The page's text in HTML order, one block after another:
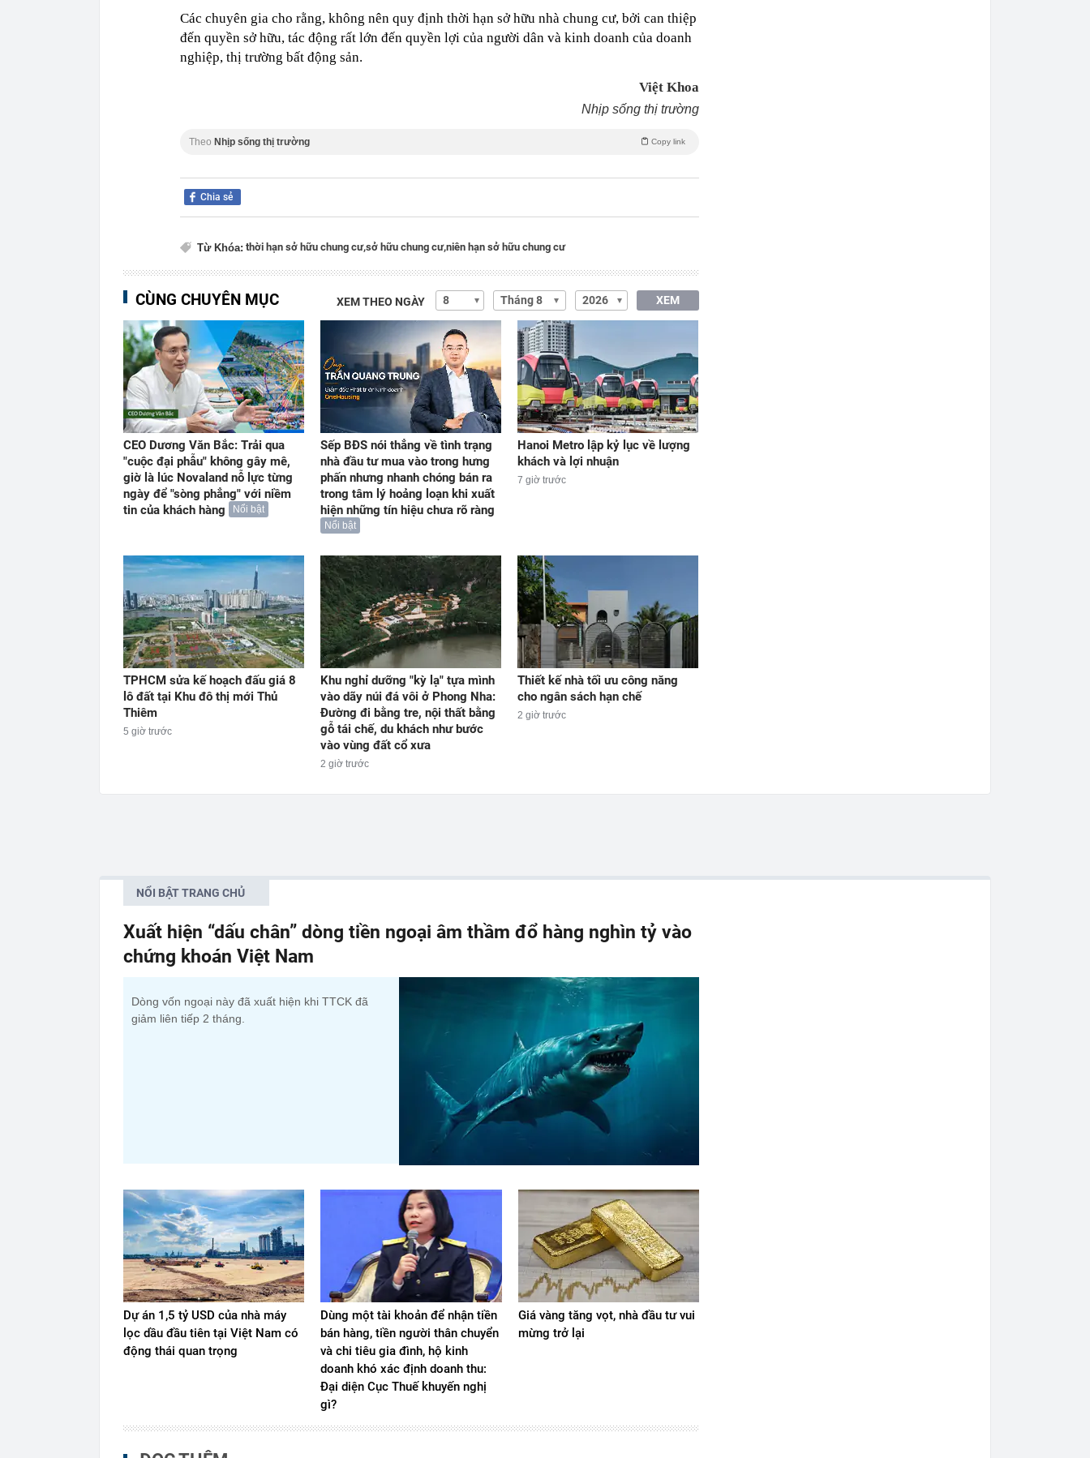
Các chuyên gia cho rằng, không nên quy định thời hạn sở hữu nhà chung cư, bởi can thiệp
đến quyền sở hữu, tác động rất lớn đến quyền lợi của người dân và kinh doanh của doanh
nghiệp, thị trường bất động sản.
Việt Khoa
Nhịp sống thị trường
Theo Nhịp sống thị trường Copy link
Chia sẻ
Từ Khóa: thời hạn sở hữu chung cư,sở hữu chung cư,niên hạn sở hữu chung cư
CÙNG CHUYÊN MỤC XEM THEO NGÀY XEM
CEO Dương Văn Bắc: Trải qua
"cuộc đại phẫu" không gây mê,
giờ là lúc Novaland nỗ lực từng
ngày để "sòng phẳng" với niềm
tin của khách hàng
Nổi bật
Sếp BĐS nói thẳng về tình trạng
nhà đầu tư mua vào trong hưng
phấn nhưng nhanh chóng bán ra
trong tâm lý hoảng loạn khi xuất
hiện những tín hiệu chưa rõ ràng
Nổi bật
Hanoi Metro lập kỷ lục về lượng
khách và lợi nhuận
7 giờ trước
TPHCM sửa kế hoạch đấu giá 8
lô đất tại Khu đô thị mới Thủ
Thiêm
5 giờ trước
Khu nghỉ dưỡng "kỳ lạ" tựa mình
vào dãy núi đá vôi ở Phong Nha:
Đường đi bằng tre, nội thất bằng
gỗ tái chế, du khách như bước
vào vùng đất cổ xưa
2 giờ trước
Thiết kế nhà tối ưu công năng
cho ngân sách hạn chế
2 giờ trước
NỔI BẬT TRANG CHỦ
Xuất hiện “dấu chân” dòng tiền ngoại âm thầm đổ hàng nghìn tỷ vào
chứng khoán Việt Nam
Dòng vốn ngoại này đã xuất hiện khi TTCK đã
giảm liên tiếp 2 tháng.
Dự án 1,5 tỷ USD của nhà máy
lọc dầu đầu tiên tại Việt Nam có
động thái quan trọng
Dùng một tài khoản để nhận tiền
bán hàng, tiền người thân chuyển
và chi tiêu gia đình, hộ kinh
doanh khó xác định doanh thu:
Đại diện Cục Thuế khuyến nghị
gì?
Giá vàng tăng vọt, nhà đầu tư vui
mừng trở lại